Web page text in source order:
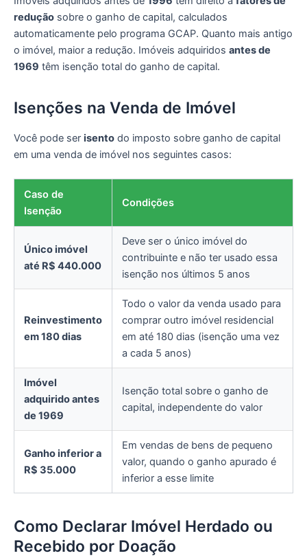
redução sobre o ganho de capital, calculados
automaticamente pelo programa GCAP. Quanto mais antigo
o imóvel, maior a redução. Imóveis adquiridos antes de
1969 têm isenção total do ganho de capital.
Isenções na Venda de Imóvel
Você pode ser isento do imposto sobre ganho de capital
em uma venda de imóvel nos seguintes casos:
Caso de
Isenção
Condições
Único imóvel
até R$ 440.000
Deve ser o único imóvel do
contribuinte e não ter usado essa
isenção nos últimos 5 anos
Reinvestimento
em 180 dias
Todo o valor da venda usado para
comprar outro imóvel residencial
em até 180 dias (isenção uma vez
a cada 5 anos)
Imóvel
adquirido antes
de 1969
Isenção total sobre o ganho de
capital, independente do valor
Ganho inferior a
R$ 35.000
Em vendas de bens de pequeno
valor, quando o ganho apurado é
inferior a esse limite
Como Declarar Imóvel Herdado ou
Recebido por Doação